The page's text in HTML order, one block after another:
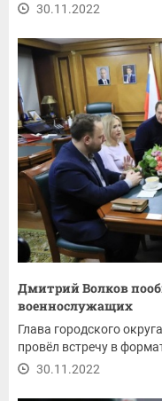
30.11.2022
Дмитрий Волков
военнослужащих
Глава городского
провёл встречу в
30.11.2022